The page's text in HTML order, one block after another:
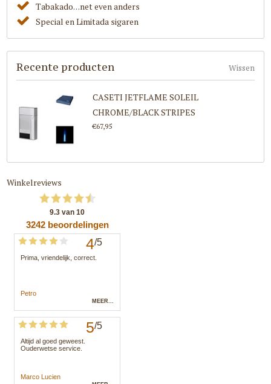
Tabakado. . .net even anders
Special en Limitada sigaren
Recente producten Wissen
CASETI JETFLAME SOLEIL
CHROME/BLACK STRIPES
€67,95
Winkelreviews